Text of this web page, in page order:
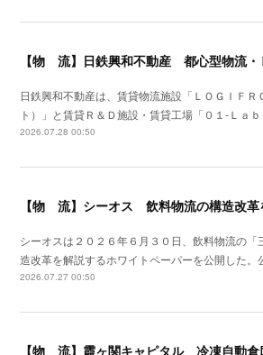
日鉄興和不動産は、賃貸物流施設「ＬＯＧＩＦＲ
ト）」と賃貸Ｒ＆Ｄ施設・賃貸工場「０１‐Ｌａ
2026.07.28 00:50
シーオスは２０２６年６月３０日、飲料物流の
造改革を解説するホワイトペーパーを公開した
2026.07.27 00:50